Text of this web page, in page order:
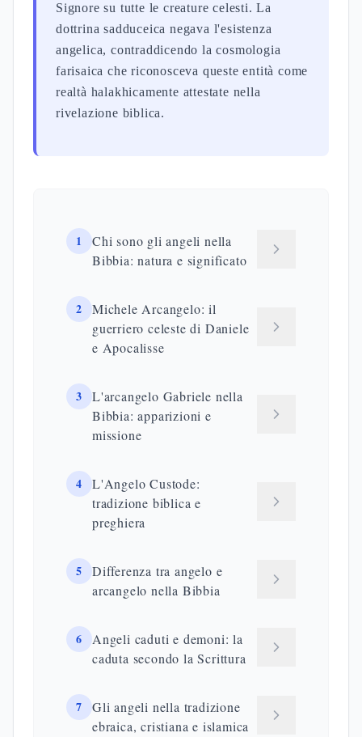
Signore su tutte le creature celesti. La
dottrina sadduceica negava l'esistenza
angelica, contraddicendo la cosmologia
farisaica che riconosceva queste entità come
realtà halakhicamente attestate nella
rivelazione biblica.
1
Chi sono gli angeli nella
Bibbia: natura e significato
2
Michele Arcangelo: il
guerriero celeste di Daniele
e Apocalisse
3
L'arcangelo Gabriele nella
Bibbia: apparizioni e
missione
4
L'Angelo Custode:
tradizione biblica e
preghiera
5
Differenza tra angelo e
arcangelo nella Bibbia
6
Angeli caduti e demoni: la
caduta secondo la Scrittura
7
Gli angeli nella tradizione
ebraica, cristiana e islamica